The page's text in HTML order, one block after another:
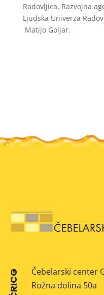
Radovljica, Razvojna
Ljudska Univerza
Matijo Goljar.
ČRICG
Čebelarski center
Rožna dolina 50a